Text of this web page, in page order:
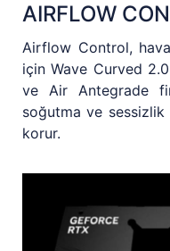
AIRFLOW
Airflow Control,
için Wave Curved 2.0
ve Air Antegrade fin
soğutma ve sessizlik
korur.